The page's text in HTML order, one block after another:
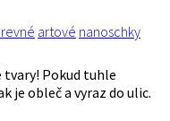
artové nanoschky
Pokud tuhle
je obleč a vyraz do ulic.